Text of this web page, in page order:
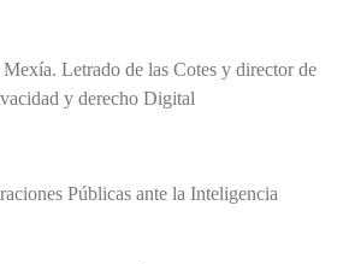
Letrado de las Cotes y director de
y derecho Digital
Públicas ante la Inteligencia